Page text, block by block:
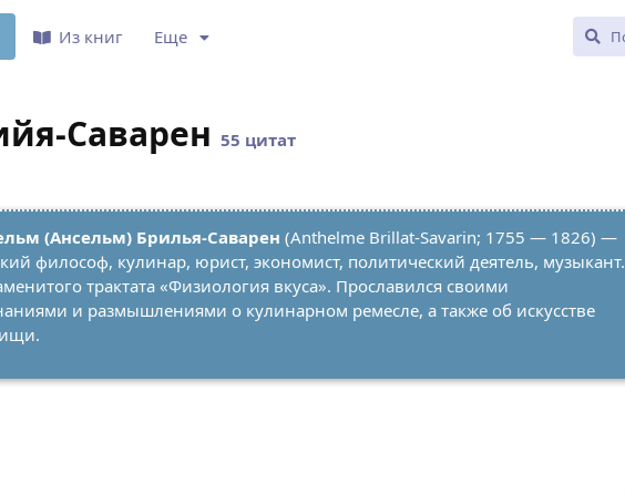
Саварен 55 цитат
(Ансельм) Брилья-Саварен (Anthelme Brillat-Savarin; 1755 — 1826) —
философ, кулинар, юрист, экономист, политический деятель, музыкант.
трактата «Физиология вкуса». Прославился своими
и размышлениями о кулинарном ремесле, а также об искусстве
Из книг Еще